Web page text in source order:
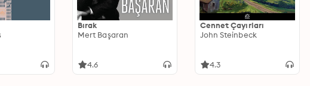
Bırak
Mert Başaran
4.6
Cennet Çayırları
John Steinbeck
4.3